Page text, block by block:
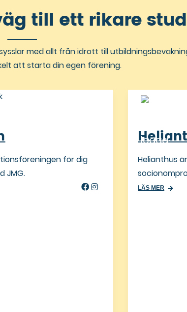
till ett rikare
med allt från idrott till
att starta din egen förening.
är sektionsföreningen för
LÄS